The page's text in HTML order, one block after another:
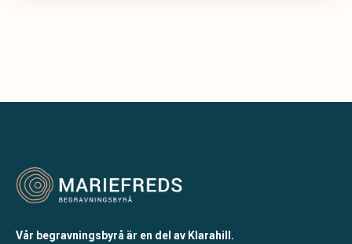
Vår begravningsbyrå är en del av Klarahill.